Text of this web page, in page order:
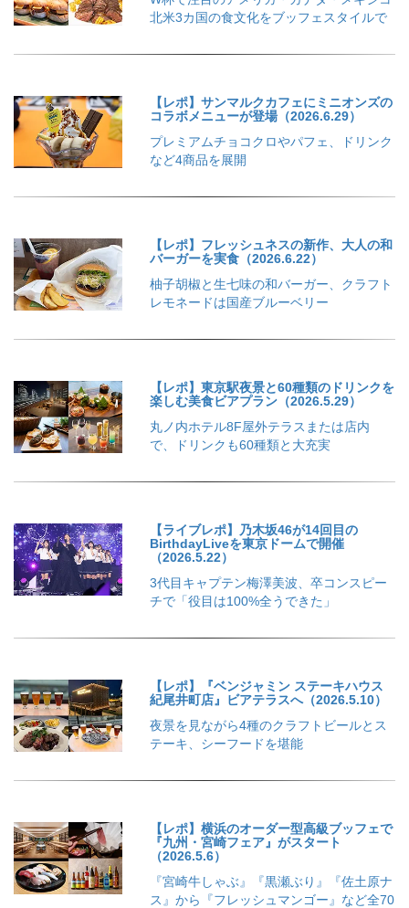
北米3カ国の食文化をブッフェスタイルで
【レポ】サンマルクカフェにミニオンズの
コラボメニューが登場（2026.6.29）
プレミアムチョコクロやパフェ、ドリンク
など4商品を展開
【レポ】フレッシュネスの新作、大人の和
バーガーを実食（2026.6.22）
柚子胡椒と生七味の和バーガー、クラフト
レモネードは国産ブルーベリー
【レポ】東京駅夜景と60種類のドリンクを
楽しむ美食ビアプラン（2026.5.29）
丸ノ内ホテル8F屋外テラスまたは店内
で、ドリンクも60種類と大充実
【ライブレポ】乃木坂46が14回目の
BirthdayLiveを東京ドームで開催
（2026.5.22）
3代目キャプテン梅澤美波、卒コンスピー
チで「役目は100%全うできた」
【レポ】『ベンジャミン ステーキハウス
紀尾井町店』ビアテラスへ（2026.5.10）
夜景を見ながら4種のクラフトビールとス
テーキ、シーフードを堪能
【レポ】横浜のオーダー型高級ブッフェで
『九州・宮崎フェア』がスタート
（2026.5.6）
『宮崎牛しゃぶ』『黒瀬ぶり』『佐土原ナ
ス』から『フレッシュマンゴー』など全70